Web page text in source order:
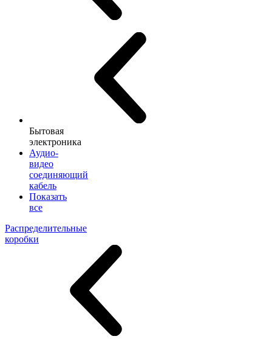
Бытовая
электроника
Аудио-
видео
соединяющий
кабель
Показать
все
Распределительные
коробки